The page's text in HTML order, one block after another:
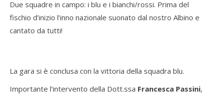
Due squadre in campo: i blu e i bianchi/rossi. Prima del
fischio d’inizio l’inno nazionale suonato dal nostro Albino e
cantato da tutti!
La gara si è conclusa con la vittoria della squadra blu.
Importante l’intervento della Dott.ssa Francesca Passini,